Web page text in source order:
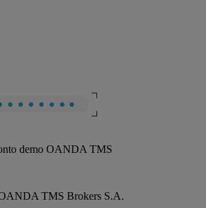
demo OANDA TMS
TMS Brokers S.A.